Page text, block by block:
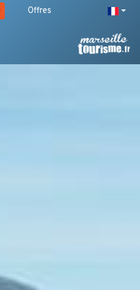
Offres